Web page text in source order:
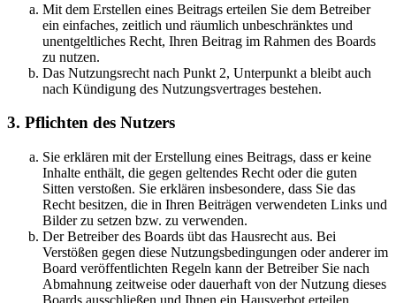
Mit dem Erstellen eines Beitrags erteilen Sie dem Betreiber
ein einfaches, zeitlich und räumlich unbeschränktes und
unentgeltliches Recht, Ihren Beitrag im Rahmen des Boards
zu nutzen.
Das Nutzungsrecht nach Punkt 2, Unterpunkt a bleibt auch
nach Kündigung des Nutzungsvertrages bestehen.
3. Pflichten des Nutzers
Sie erklären mit der Erstellung eines Beitrags, dass er keine
Inhalte enthält, die gegen geltendes Recht oder die guten
Sitten verstoßen. Sie erklären insbesondere, dass Sie das
Recht besitzen, die in Ihren Beiträgen verwendeten Links und
Bilder zu setzen bzw. zu verwenden.
Der Betreiber des Boards übt das Hausrecht aus. Bei
Verstößen gegen diese Nutzungsbedingungen oder anderer im
Board veröffentlichten Regeln kann der Betreiber Sie nach
Abmahnung zeitweise oder dauerhaft von der Nutzung dieses